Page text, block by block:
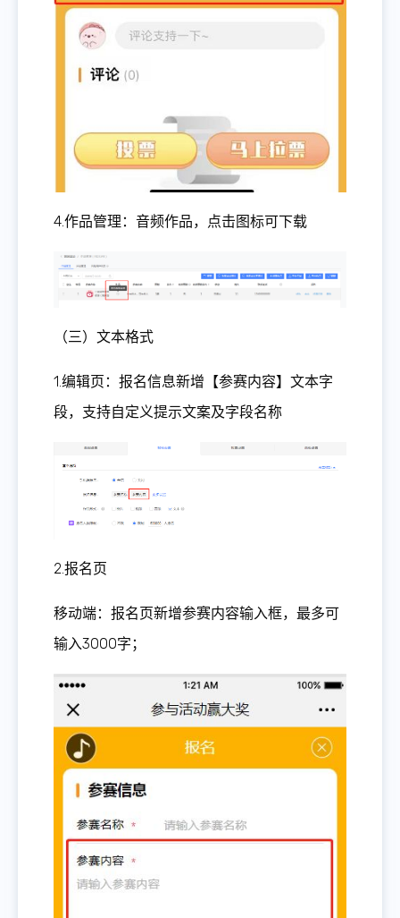
4.作品管理：音频作品，点击图标可下载
（三）文本格式
1.编辑页：报名信息新增【参赛内容】文本字
段，支持自定义提示文案及字段名称
2.报名页
移动端：报名页新增参赛内容输入框，最多可
输入3000字；